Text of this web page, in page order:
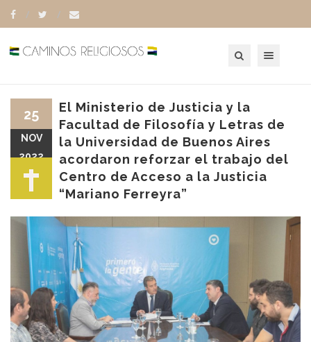
El Ministerio de Justicia y la
Facultad de Filosofía y Letras de
la Universidad de Buenos Aires
acordaron reforzar el trabajo del
Centro de Acceso a la Justicia
“Mariano Ferreyra”
25
NOV
2022